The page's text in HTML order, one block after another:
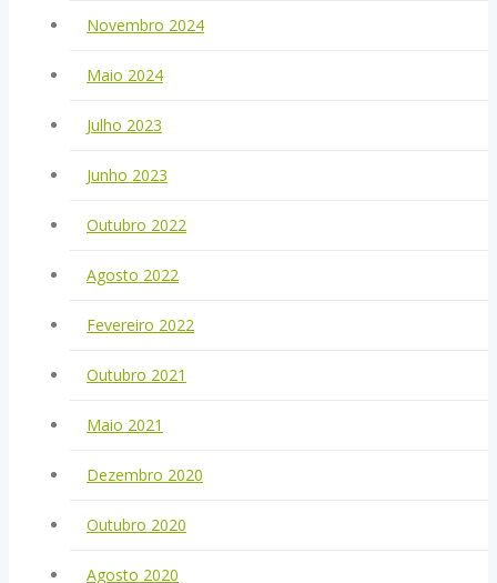
Novembro 2024
Maio 2024
Julho 2023
Junho 2023
Outubro 2022
Agosto 2022
Fevereiro 2022
Outubro 2021
Maio 2021
Dezembro 2020
Outubro 2020
Agosto 2020